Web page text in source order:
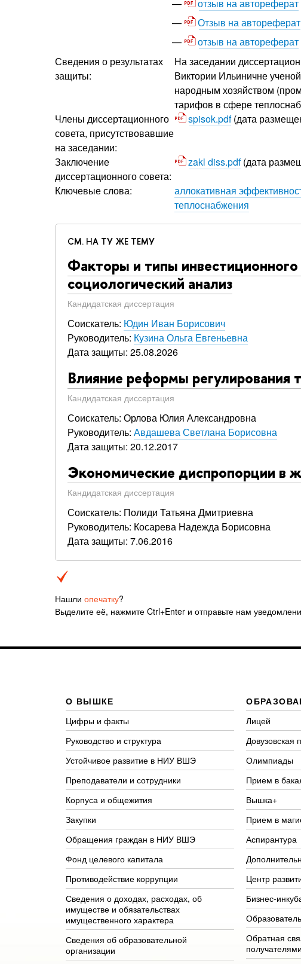
Нашли опечатку?
Выделите её, нажмите Ctrl+Enter и отправьте нам
отзыв на автореферат
Отзыв на автореферат
отзыв на автореферат
Сведения о результатах
защиты:
На заседании
Виктории Ильиничне
народным хозяйством
тарифов в сфере
Члены диссертационного
совета, присутствовавшие
на заседании:
spisok.pdf(дата
Заключение
диссертационного совета:
zakl diss.pdf(дата
Ключевые слова: аллокативная
теплоснабжения
СМ. НА ТУ ЖЕ ТЕМУ
Факторы и типы
социологический анализ
Кандидатская диссертация
Соискатель: Юдин Иван Борисович
Руководитель: Кузина Ольга Евгеньевна
Дата защиты: 25.08.2026
Влияние реформы регулирования
Кандидатская диссертация
Соискатель: Орлова Юлия Александровна
Руководитель: Авдашева Светлана Борисовна
Дата защиты: 20.12.2017
Экономические диспропорции в
Кандидатская диссертация
Соискатель: Полиди Татьяна Дмитриевна
Руководитель: Косарева Надежда Борисовна
Дата защиты: 7.06.2016
О ВЫШКЕ
Цифры и факты
Руководство и структура
Устойчивое развитие в НИУ ВШЭ
Преподаватели и сотрудники
Корпуса и общежития
Закупки
Обращения граждан в НИУ ВШЭ
Фонд целевого капитала
Противодействие коррупции
Сведения о доходах, расходах, об
имуществе и обязательствах
имущественного характера
Сведения об образовательной
организации
Лицей
Довузовская
Олимпиады
Прием в
Вышка+
Прием в
Аспирантура
Центр
Бизнес-
Обратная